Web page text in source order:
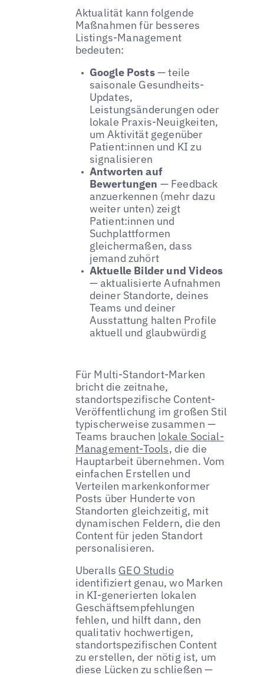
Aktualität kann folgende
Maßnahmen für besseres
Listings-Management
bedeuten:
Google Posts— teile
saisonale Gesundheits-
Updates,
Leistungsänderungen oder
lokale Praxis-Neuigkeiten,
um Aktivität gegenüber
Patient:innen und KI zu
signalisieren
Antworten auf
Bewertungen — Feedback
anzuerkennen (mehr dazu
weiter unten) zeigt
Patient:innen und
Suchplattformen
gleichermaßen, dass
jemand zuhört
Aktuelle Bilder und Videos
— aktualisierte Aufnahmen
deiner Standorte, deines
Teams und deiner
Ausstattung halten Profile
aktuell und glaubwürdig
Für Multi-Standort-Marken
bricht die zeitnahe,
standortspezifische Content-
Veröffentlichung im großen Stil
typischerweise zusammen —
Teams brauchen lokale Social-
Management-Tools, die die
Hauptarbeit übernehmen. Vom
einfachen Erstellen und
Verteilen markenkonformer
Posts über Hunderte von
Standorten gleichzeitig, mit
dynamischen Feldern, die den
Content für jeden Standort
personalisieren.
Uberalls GEO Studio
identifiziert genau, wo Marken
in KI-generierten lokalen
Geschäftsempfehlungen
fehlen, und hilft dann, den
qualitativ hochwertigen,
standortspezifischen Content
zu erstellen, der nötig ist, um
diese Lücken zu schließen —